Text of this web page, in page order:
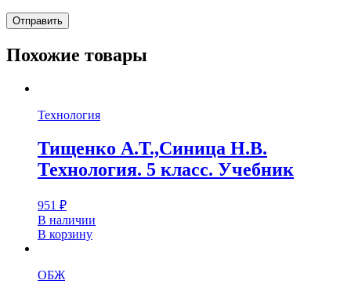
Похожие товары
Технология
Тищенко А.Т.,Синица Н.В.
Технология. 5 класс. Учебник
951 ₽
В наличии
В корзину
ОБЖ